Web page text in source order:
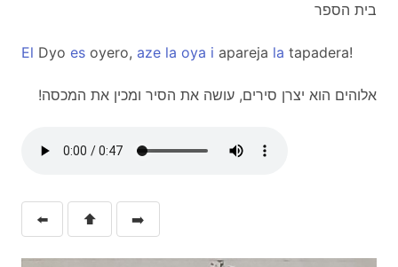
בית הספר
El Dyo es oyero, aze la oya i apareja la tapadera!
!אלוהים הוא יצרן סירים, עושה את הסיר ומכין את המכסה
⬅️ ⬆️ ➡️